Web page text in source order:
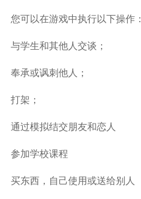
您可以在游戏中执行以下操作：
与学生和其他人交谈；
奉承或讽刺他人；
打架；
通过模拟结交朋友和恋人
参加学校课程
买东西，自己使用或送给别人